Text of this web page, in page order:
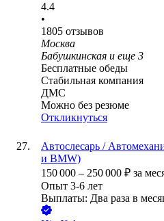
4.4
•
1805 отзывов
Москва
Бабушкинская и еще 3
Бесплатные обеды
Стабильная компания
ДМС
Можно без резюме
Откликнуться
Автослесарь /
и BMW)
150 000 – 250 000 ₽ за
Опыт 3-6 лет
Выплаты: Два раза в